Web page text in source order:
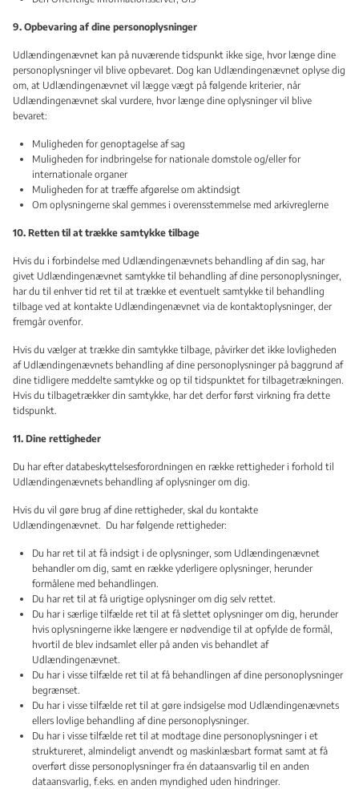
9. Opbevaring af dine personoplysninger
Udlændingenævnet kan på nuværende tidspunkt ikke sige, hvor længe dine
personoplysninger vil blive opbevaret. Dog kan Udlændingenævnet oplyse dig
om, at Udlændingenævnet vil lægge vægt på følgende kriterier, når
Udlændingenævnet skal vurdere, hvor længe dine oplysninger vil blive
bevaret:
Muligheden for genoptagelse af sag
Muligheden for indbringelse for nationale domstole og/eller for
internationale organer
Muligheden for at træffe afgørelse om aktindsigt
Om oplysningerne skal gemmes i overensstemmelse med arkivreglerne
10. Retten til at trække samtykke tilbage
Hvis du i forbindelse med Udlændingenævnets behandling af din sag, har
givet Udlændingenævnet samtykke til behandling af dine personoplysninger,
har du til enhver tid ret til at trække et eventuelt samtykke til behandling
tilbage ved at kontakte Udlændingenævnet via de kontaktoplysninger, der
fremgår ovenfor.
Hvis du vælger at trække din samtykke tilbage, påvirker det ikke lovligheden
af Udlændingenævnets behandling af dine personoplysninger på baggrund af
dine tidligere meddelte samtykke og op til tidspunktet for tilbagetrækningen.
Hvis du tilbagetrækker din samtykke, har det derfor først virkning fra dette
tidspunkt.
11. Dine rettigheder
Du har efter databeskyttelsesforordningen en række rettigheder i forhold til
Udlændingenævnets behandling af oplysninger om dig.
Hvis du vil gøre brug af dine rettigheder, skal du kontakte
Udlændingenævnet. Du har følgende rettigheder:
Du har ret til at få indsigt i de oplysninger, som Udlændingenævnet
behandler om dig, samt en række yderligere oplysninger, herunder
formålene med behandlingen.
Du har ret til at få urigtige oplysninger om dig selv rettet.
Du har i særlige tilfælde ret til at få slettet oplysninger om dig, herunder
hvis oplysningerne ikke længere er nødvendige til at opfylde de formål,
hvortil de blev indsamlet eller på anden vis behandlet af
Udlændingenævnet.
Du har i visse tilfælde ret til at få behandlingen af dine personoplysninger
begrænset.
Du har i visse tilfælde ret til at gøre indsigelse mod Udlændingenævnets
ellers lovlige behandling af dine personoplysninger.
Du har i visse tilfælde ret til at modtage dine personoplysninger i et
struktureret, almindeligt anvendt og maskinlæsbart format samt at få
overført disse personoplysninger fra én dataansvarlig til en anden
dataansvarlig, f.eks. en anden myndighed uden hindringer.